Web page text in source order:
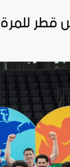
للمرة